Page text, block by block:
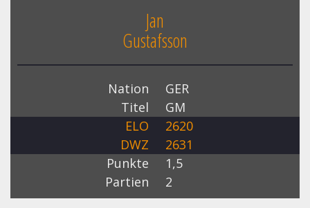
Jan
Gustafsson
Nation
GER
Titel
GM
ELO
2620
DWZ
2631
Punkte
1,5
Partien
2